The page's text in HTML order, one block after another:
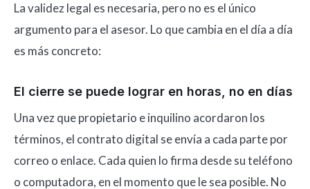
La validez legal es necesaria, pero no es el único
argumento para el asesor. Lo que cambia en el día a día
es más concreto:
El cierre se puede lograr en horas, no en días
Una vez que propietario e inquilino acordaron los
términos, el contrato digital se envía a cada parte por
correo o enlace. Cada quien lo firma desde su teléfono
o computadora, en el momento que le sea posible. No